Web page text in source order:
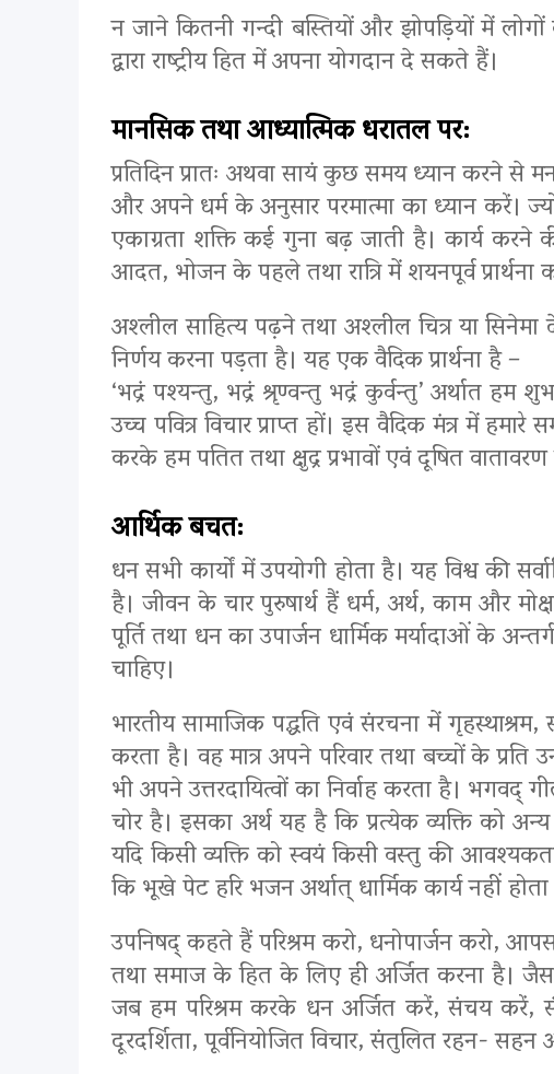
न जाने कितनी गन्दी बस्तियों और झोपड़ियों में
द्वारा राष्ट्रीय हित में अपना योगदान दे सकते हैं।
मानसिक तथा आध्यात्मिक धरातल पर:
प्रतिदिन प्रातः अथवा सायं कुछ समय ध्यान करने से
और अपने धर्म के अनुसार परमात्मा का ध्यान करें।
एकाग्रता शक्ति कई गुना बढ़ जाती है। कार्य करने
आदत, भोजन के पहले तथा रात्रि में शयनपूर्व
अश्लील साहित्य पढ़ने तथा अश्लील चित्र या
निर्णय करना पड़ता है। यह एक वैदिक प्रार्थना है –
‘भद्रं पश्यन्तु, भद्रं श्रृण्वन्तु भद्रं कुर्वन्तु’
उच्च पवित्र विचार प्राप्त हों। इस वैदिक मंत्र में
करके हम पतित तथा क्षुद्र प्रभावों एवं दूषित
आर्थिक बचत:
धन सभी कार्यों में उपयोगी होता है। यह विश्व
है। जीवन के चार पुरुषार्थ हैं धर्म, अर्थ, काम और
पूर्ति तथा धन का उपार्जन धार्मिक मर्यादाओं के
चाहिए।
भारतीय सामाजिक पद्धति एवं संरचना में
करता है। वह मात्र अपने परिवार तथा बच्चों के
भी अपने उत्तरदायित्वों का निर्वाह करता है।
चोर है। इसका अर्थ यह है कि प्रत्येक व्यक्ति को
यदि किसी व्यक्ति को स्वयं किसी वस्तु की
कि भूखे पेट हरि भजन अर्थात् धार्मिक कार्य नहीं
उपनिषद् कहते हैं परिश्रम करो, धनोपार्जन करो,
तथा समाज के हित के लिए ही अर्जित करना है।
जब हम परिश्रम करके धन अर्जित करें, संचय करें,
दूरदर्शिता, पूर्वनियोजित विचार, संतुलित रहन-